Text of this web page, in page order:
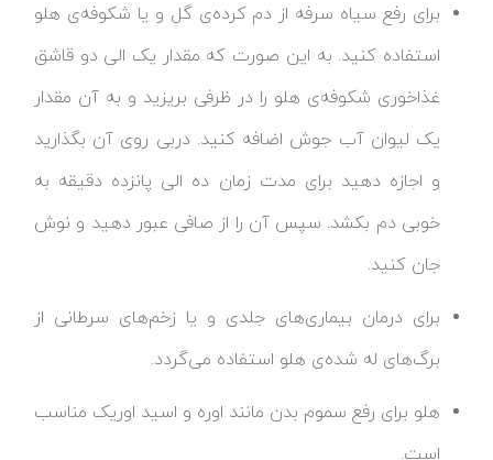
برای رفع سیاه سرفه از دم کرده‌ی گل و یا شکوفه‌ی هلو
استفاده کنید. به این صورت که مقدار یک الی دو قاشق
غذاخوری شکوفه‌ی هلو را در ظرفی بریزید و به آن مقدار
یک لیوان آب جوش اضافه کنید. دربی روی آن بگذارید
و اجازه دهید برای مدت زمان ده الی پانزده دقیقه به
خوبی دم بکشد. سپس آن را از صافی عبور دهید و نوش
جان کنید.
برای درمان بیماری‌های جلدی و یا زخم‌های سرطانی از
برگ‌های له شده‌ی هلو استفاده می‌گردد.
هلو برای رفع سموم بدن مانند اوره و اسید اوریک مناسب
است.